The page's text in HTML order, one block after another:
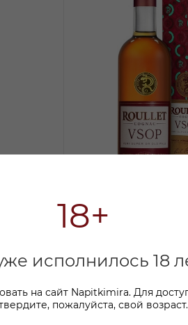
18+
исполнилось 18
на сайт Napitkimira. Для
пожалуйста, свой возраст.
у
4 800 ₽
3 799.99₽